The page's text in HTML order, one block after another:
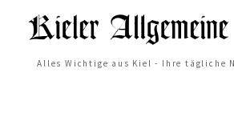
Alles Wichtige aus Kiel - Ihre tägliche